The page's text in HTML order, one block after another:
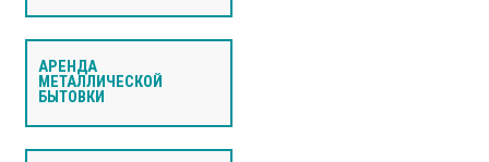
АРЕНДА
МЕТАЛЛИЧЕСКОЙ
БЫТОВКИ